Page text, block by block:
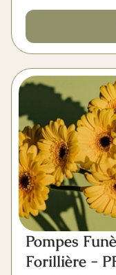
Pompes
Forillière -